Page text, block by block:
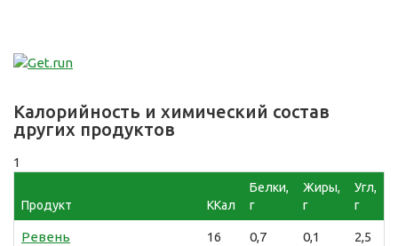
Калорийность и химический состав
других продуктов
1
Продукт ККал
Белки,
г
Жиры,
г
Угл,
г
Ревень 16 0,7 0,1 2,5